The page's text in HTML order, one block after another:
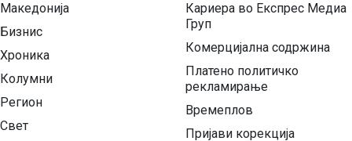
Македонија
Бизнис
Хроника
Колумни
Регион
Свет
Кариера во Експрес Медиа
Груп
Комерцијална содржина
Платено политичко
рекламирање
Времеплов
Пријави корекција